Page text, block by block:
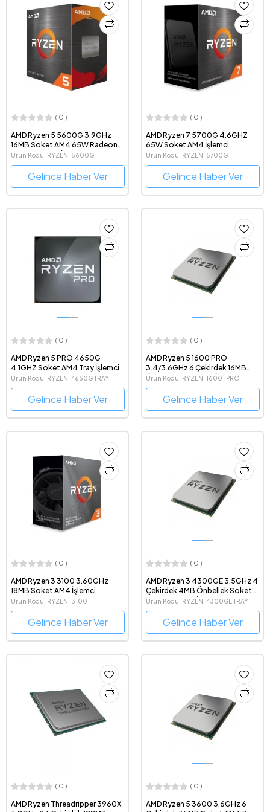
( 0 )
AMD Ryzen 5 5600G 3.9GHz
16MB Soket AM4 65W Radeon
Graphics 7nm İşlemci
Ürün Kodu: RYZEN-5600G
Gelince Haber Ver
( 0 )
AMD Ryzen 7 5700G 4.6GHZ
65W Soket AM4 İşlemci
Ürün Kodu: RYZEN-5700G
Gelince Haber Ver
( 0 )
AMD Ryzen 5 PRO 4650G
4.1GHZ Soket AM4 Tray İşlemci
Ürün Kodu: RYZEN-4650G TRAY
Gelince Haber Ver
( 0 )
AMD Ryzen 5 1600 PRO
3.4/3.6GHz 6 Çekirdek 16MB
Önbellek 14nm Tray İşlemci
Ürün Kodu: RYZEN-1600-PRO
Gelince Haber Ver
( 0 )
AMD Ryzen 3 3100 3.60GHz
18MB Soket AM4 İşlemci
Ürün Kodu: RYZEN-3100
Gelince Haber Ver
( 0 )
AMD Ryzen 3 4300GE 3.5GHz 4
Çekirdek 4MB Önbellek Soket
AM4 7nm Tray İşlemci
Ürün Kodu: RYZEN-4300GE TRAY
Gelince Haber Ver
( 0 )
AMD Ryzen Threadripper 3960X
( 0 )
AMD Ryzen 5 3600 3.6GHz 6